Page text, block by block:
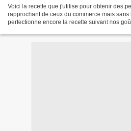
Voici la recette que j'utilise pour obtenir des
rapprochant de ceux du commerce mais
perfectionne encore la recette suivant nos